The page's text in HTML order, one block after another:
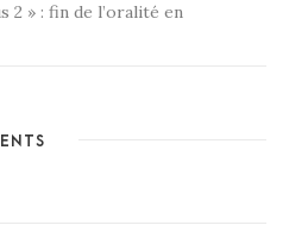
2 » : fin de l’oralité en